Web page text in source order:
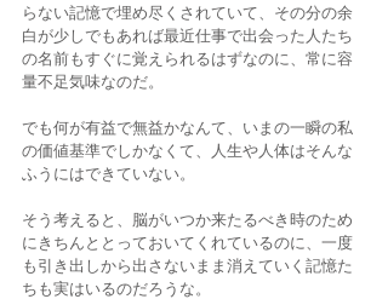
らない記憶で埋め尽くされていて、その分の余
白が少しでもあれば最近仕事で出会った人たち
の名前もすぐに覚えられるはずなのに、常に容
量不足気味なのだ。
でも何が有益で無益かなんて、いまの一瞬の私
の価値基準でしかなくて、人生や人体はそんな
ふうにはできていない。
そう考えると、脳がいつか来たるべき時のため
にきちんととっておいてくれているのに、一度
も引き出しから出さないまま消えていく記憶た
ちも実はいるのだろうな。